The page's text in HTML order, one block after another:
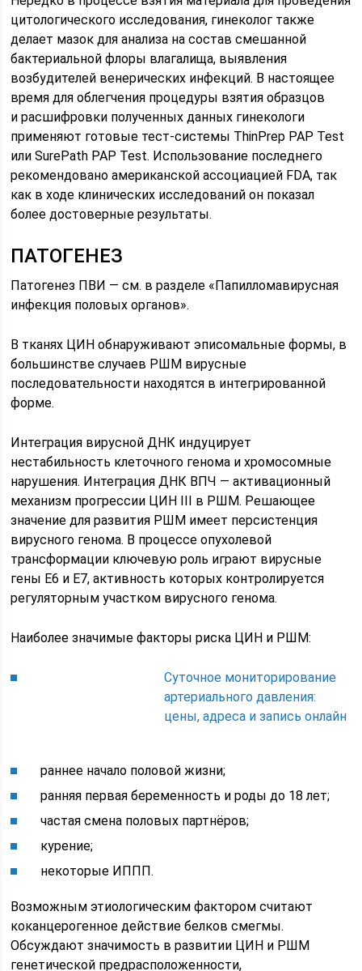
цитологического исследования, гинеколог также
делает мазок для анализа на состав смешанной
бактериальной флоры влагалища, выявления
возбудителей венерических инфекций. В настоящее
время для облегчения процедуры взятия образцов
и расшифровки полученных данных гинекологи
применяют готовые тест-системы ThinPrep PAP Test
или SurePath PAP Test. Использование последнего
рекомендовано американской ассоциацией FDA, так
как в ходе клинических исследований он показал
более достоверные результаты.
ПАТОГЕНЕЗ
Патогенез ПВИ — см. в разделе «Папилломавирусная
инфекция половых органов».
В тканях ЦИН обнаруживают эписомальные формы, в
большинстве случаев РШМ вирусные
последовательности находятся в интегрированной
форме.
Интеграция вирусной ДНК индуцирует
нестабильность клеточного генома и хромосомные
нарушения. Интеграция ДНК ВПЧ — активационный
механизм прогрессии ЦИН III в РШМ. Решающее
значение для развития РШМ имеет персистенция
вирусного генома. В процессе опухолевой
трансформации ключевую роль играют вирусные
гены Е6 и Е7, активность которых контролируется
регуляторным участком вирусного генома.
Наиболее значимые факторы риска ЦИН и РШМ:
Суточное мониторирование
артериального давления:
цены, адреса и запись онлайн
раннее начало половой жизни;
ранняя первая беременность и роды до 18 лет;
частая смена половых партнёров;
курение;
некоторые ИППП.
Возможным этиологическим фактором считают
коканцерогенное действие белков смегмы.
Обсуждают значимость в развитии ЦИН и РШМ
генетической предрасположенности,